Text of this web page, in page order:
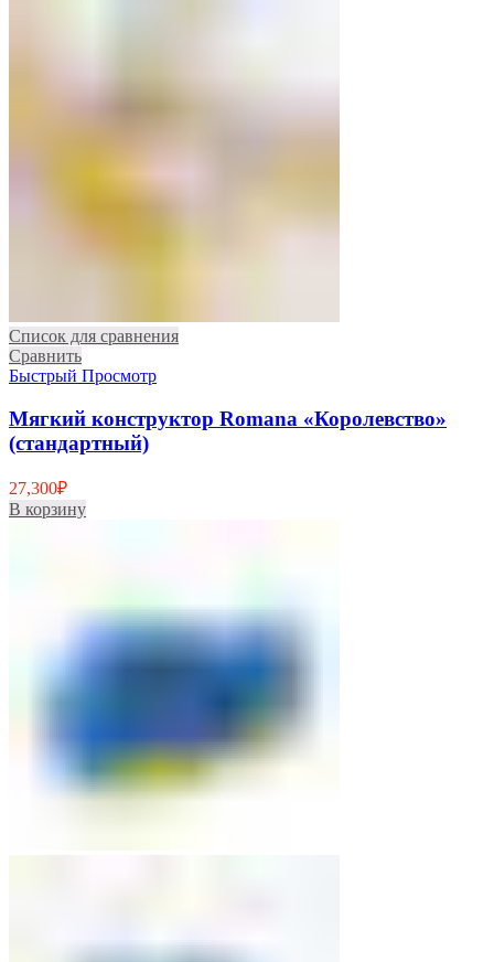
Список для сравнения
Сравнить
Быстрый Просмотр
Мягкий конструктор Romana «Королевство»
(стандартный)
27,300₽
В корзину